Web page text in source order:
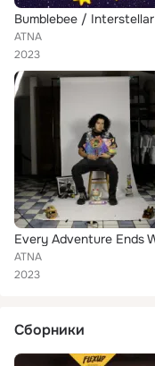
Bumblebee / Interstellar
ATNA
2023
ATNA
2023
Сборники